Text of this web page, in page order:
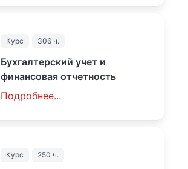
1800₽
Курс 306 ч.
Бухгалтерский учет и
финансовая отчетность
Подробнее...
4500₽
Курс 250 ч.